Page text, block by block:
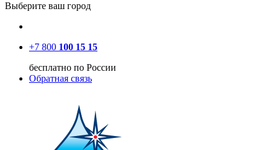
Выберите ваш город
+7 800 100 15 15
бесплатно по России
Обратная связь